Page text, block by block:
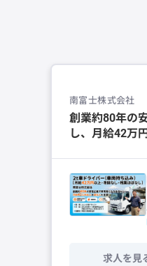
南富士株式会社
創業約80年の
し、月給42万
求人を見